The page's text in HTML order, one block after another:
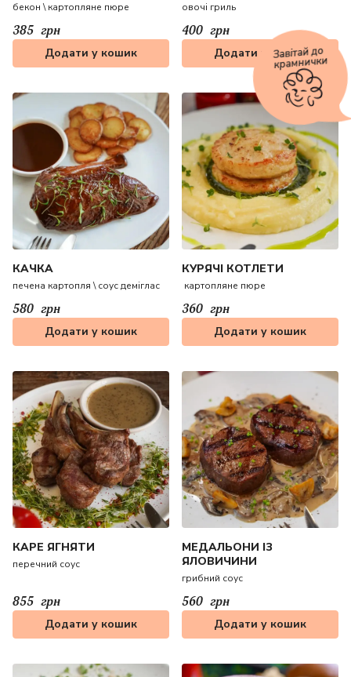
бекон \ картопляне пюре
Додати у кошик
385 грн
овочі гриль
Додати у кошик
400 грн
КАЧКА
печена картопля \ соус деміглас
Додати у кошик
580 грн
КУРЯЧІ КОТЛЕТИ
картопляне пюре
Додати у кошик
360 грн
КАРЕ ЯГНЯТИ
перечний соус
Додати у кошик
855 грн
МЕДАЛЬОНИ ІЗ
ЯЛОВИЧИНИ
грибний соус
Додати у кошик
560 грн
Завітай до
крамнички